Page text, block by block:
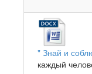
" Знай и
каждый